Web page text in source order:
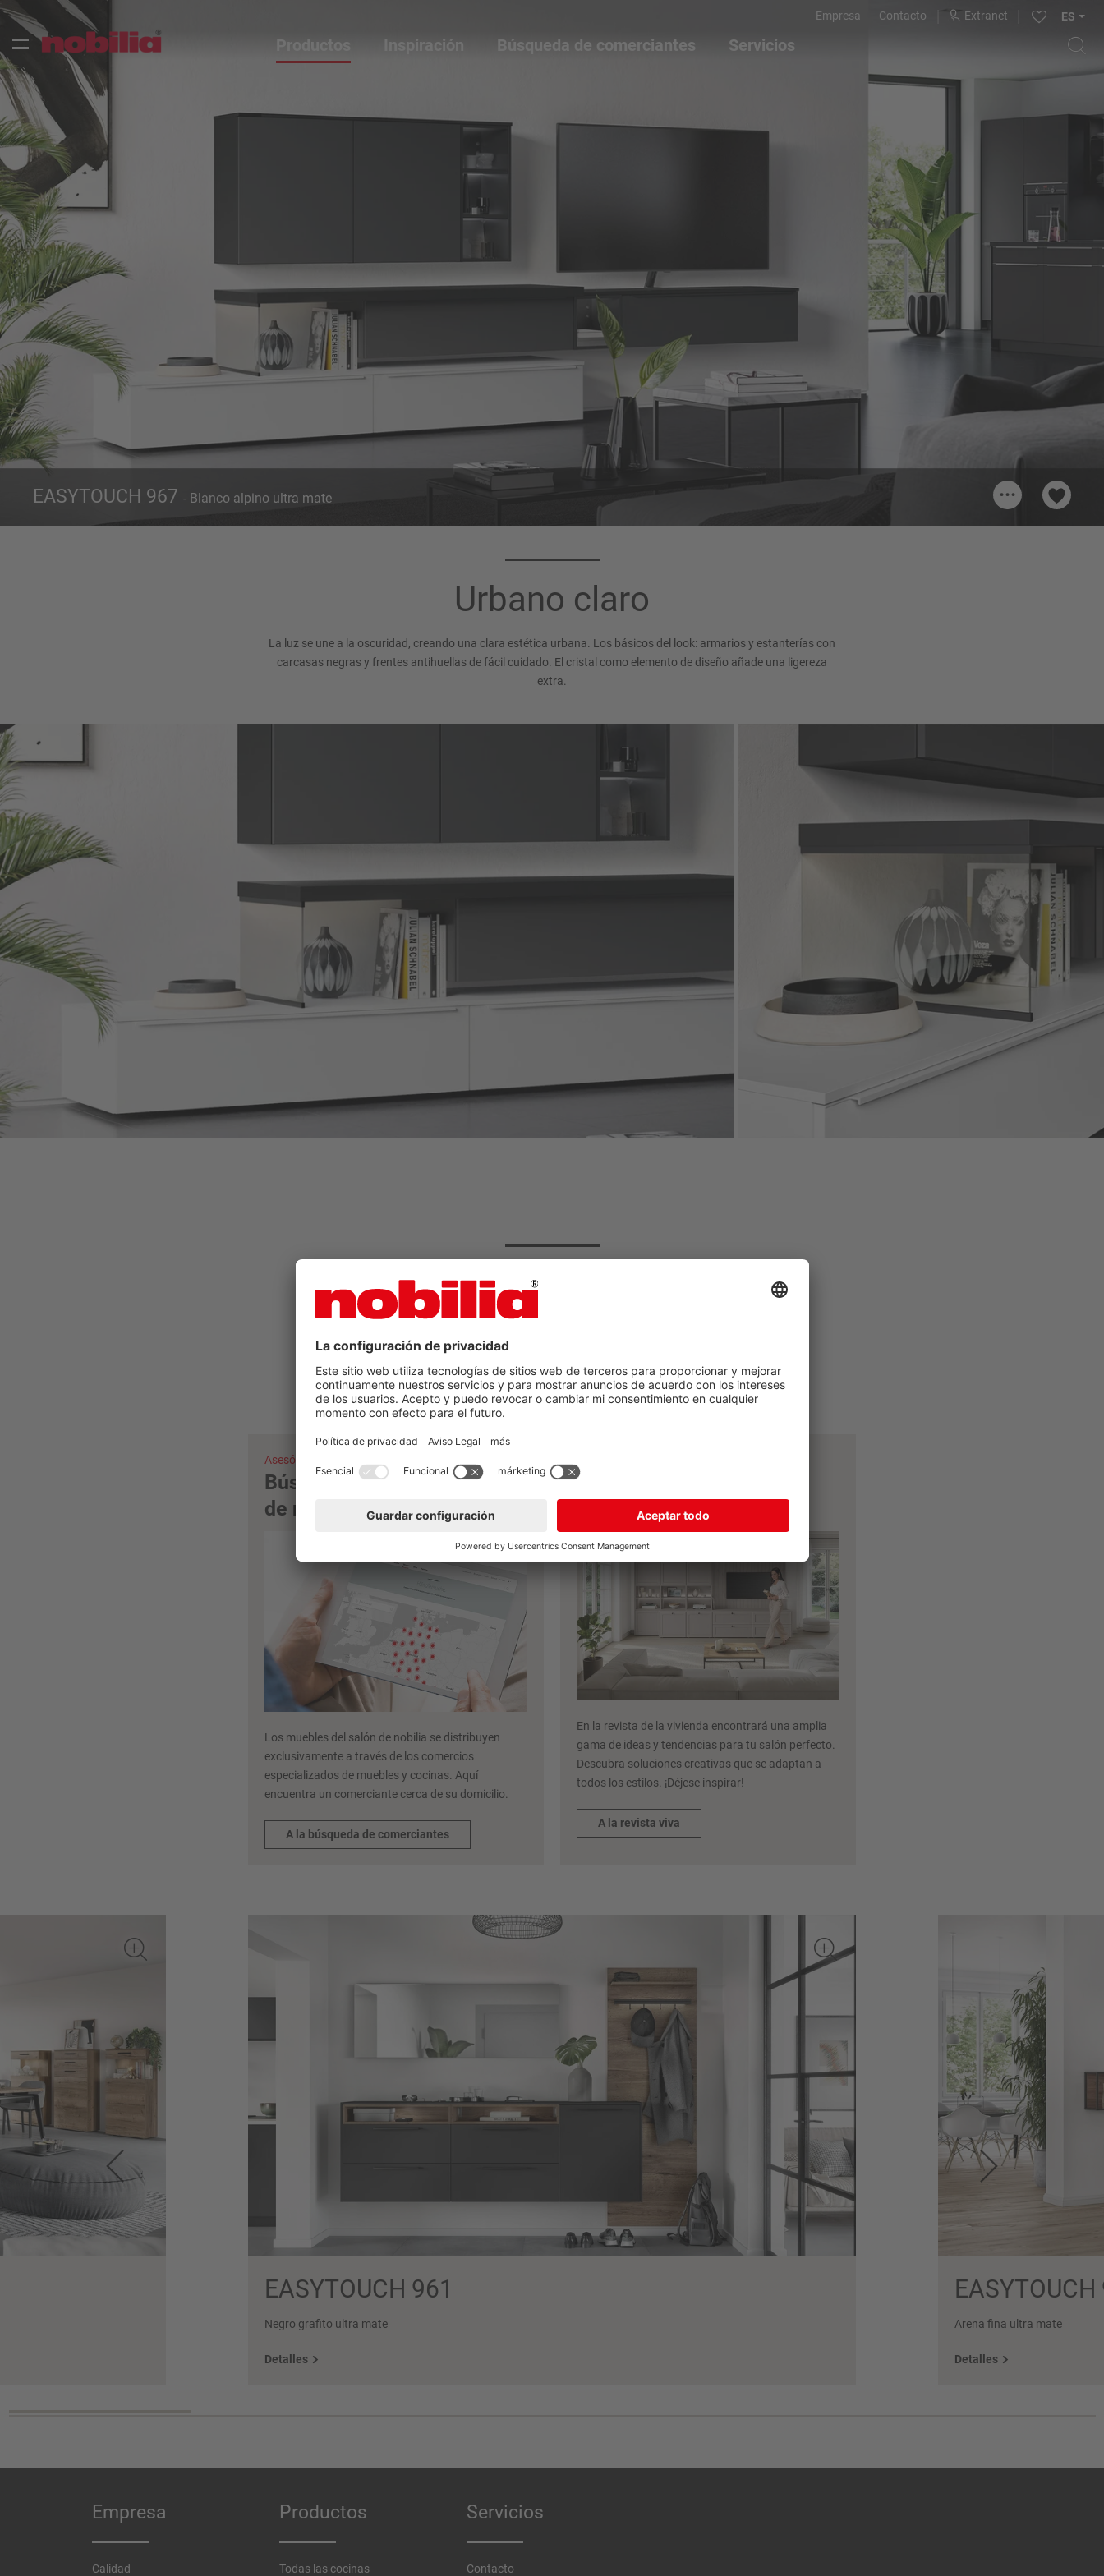
Empresa Contacto Extranet ES
Productos Inspiración Búsqueda de comerciantes Servicios
...
EASYTOUCH 967 - Blanco alpino ultra mate
Urbano claro
La luz se une a la oscuridad, creando una clara estética urbana. Los básicos del look: armarios y estanterías con
carcasas negras y frentes antihuellas de fácil cuidado. El cristal como elemento de diseño añade una ligereza
extra.
¿Has encontrado el salón de tus
sueños en nobilia?
Asesórese ahora
Búsqueda de comerciantes
de nobilia
Los muebles del salón de nobilia se distribuyen
exclusivamente a través de los comercios
especializados de muebles y cocinas. Aquí
encuentra un comerciante cerca de su domicilio.
A la búsqueda de comerciantes
Revista de la vivienda
nobilia
En la revista de la vivienda encontrará una amplia
gama de ideas y tendencias para tu salón perfecto.
Descubra soluciones creativas que se adaptan a
todos los estilos. ¡Déjese inspirar!
A la revista viva
EASYTOUCH 961
Negro grafito ultra mate
Detalles
Arena fina ultra mate
Detalles
Empresa
Calidad
Productos
Todas las cocinas
Servicios
Contacto